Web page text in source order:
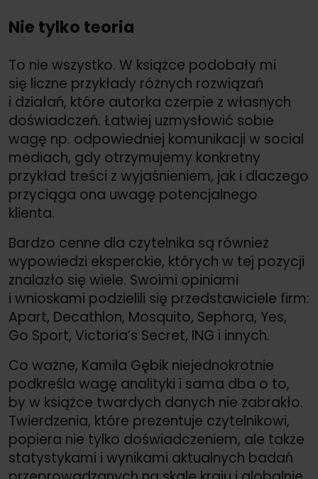
Nie tylko teoria
To nie wszystko. W książce podobały mi
się liczne przykłady różnych rozwiązań
i działań, które autorka czerpie z własnych
doświadczeń. Łatwiej uzmysłowić sobie
wagę np. odpowiedniej komunikacji w social
mediach, gdy otrzymujemy konkretny
przykład treści z wyjaśnieniem, jak i dlaczego
przyciąga ona uwagę potencjalnego
klienta.
Bardzo cenne dla czytelnika są również
wypowiedzi eksperckie, których w tej pozycji
znalazło się wiele. Swoimi opiniami
i wnioskami podzielili się przedstawiciele firm:
Apart, Decathlon, Mosquito, Sephora, Yes,
Go Sport, Victoria’s Secret, ING i innych.
Co ważne, Kamila Gębik niejednokrotnie
podkreśla wagę analityki i sama dba o to,
by w książce twardych danych nie zabrakło.
Twierdzenia, które prezentuje czytelnikowi,
popiera nie tylko doświadczeniem, ale także
statystykami i wynikami aktualnych badań